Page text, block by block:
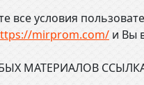
все условия
mirprom.com/ и Вы
МАТЕРИАЛОВ ССЫЛКА